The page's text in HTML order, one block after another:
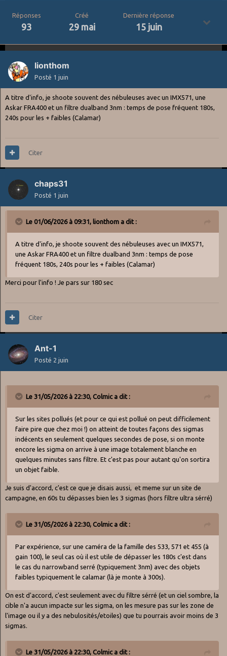
Réponses
93
Créé
29 mai
Dernière réponse
15 juin
lionthom
Posté 1 juin
A titre d'info, je shoote souvent des nébuleuses avec un IMX571, une
Askar FRA400 et un filtre dualband 3nm : temps de pose fréquent 180s,
240s pour les + faibles (Calamar)
Citer
chaps31
Posté 1 juin
Le 01/06/2026 à 09:31, lionthom a dit :
A titre d'info, je shoote souvent des nébuleuses avec un IMX571,
une Askar FRA400 et un filtre dualband 3nm : temps de pose
fréquent 180s, 240s pour les + faibles (Calamar)
Merci pour l'info ! Je pars sur 180 sec
Citer
Ant-1
Posté 2 juin
Le 31/05/2026 à 22:30, Colmica dit :
Sur les sites pollués (et pour ce qui est pollué on peut difficilement
faire pire que chez moi !) on atteint de toutes façons des sigmas
indécents en seulement quelques secondes de pose, si on monte
encore les sigma on arrive à une image totalement blanche en
quelques minutes sans filtre. Et c'est pas pour autant qu'on sortira
un objet faible.
Je suis d'accord, c'est ce que je disais aussi, et meme sur un site de
campagne, en 60s tu dépasses bien les 3 sigmas (hors filtre ultra sérré)
Le 31/05/2026 à 22:30, Colmica dit :
Par expérience, sur une caméra de la famille des 533, 571 et 455 (à
gain 100), le seul cas où il est utile de dépasser les 180s c'est dans
le cas du narrowband serré (typiquement 3nm) avec des objets
faibles typiquement le calamar (là je monte à 300s).
On est d'accord, c'est seulement avec du filtre sérré (et un ciel sombre, la
cible n'a aucun impacte sur les sigma, on les mesure pas sur les zone de
l'image ou il y a des nebulosités/etoiles) que tu pourrais avoir moins de 3
sigmas.
Le 31/05/2026 à 22:30, Colmica dit :